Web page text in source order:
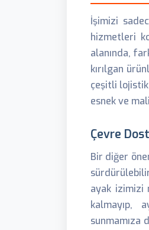
İşimizi
hizmetleri
alanında,
kırılgan
çeşitli
esnek ve
Çevre
Bir diğer
ayak izimizi
kalmayıp,
sunmamıza